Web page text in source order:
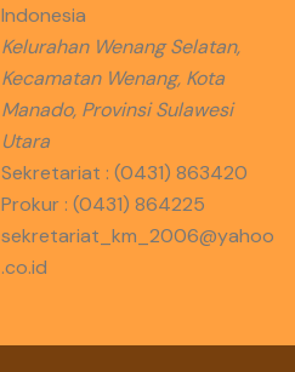
Indonesia
Kelurahan Wenang Selatan,
Kecamatan Wenang, Kota
Manado, Provinsi Sulawesi
Utara
Sekretariat : (0431) 863420
Prokur : (0431) 864225
sekretariat_km_2006@yahoo
.co.id